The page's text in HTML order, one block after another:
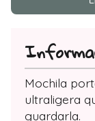
Mochila
ultraligera
guardarla.